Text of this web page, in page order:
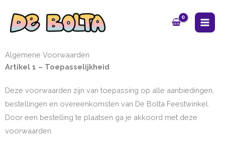
naar
Algemene Voorwaarden
Artikel 1 – Toepasselijkheid
Deze voorwaarden zijn van toepassing op alle aanbiedingen,
bestellingen en overeenkomsten van De Bolta Feestwinkel.
Door een bestelling te plaatsen ga je akkoord met deze
voorwaarden.